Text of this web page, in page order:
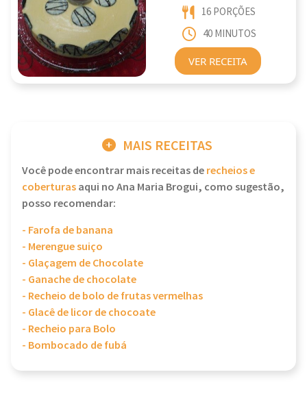
16 PORÇÕES
40 MINUTOS
VER RECEITA
MAIS RECEITAS
Você pode encontrar mais receitas derecheios e
coberturasaqui no Ana Maria Brogui, como sugestão,
posso recomendar:
- Farofa de banana
- Merengue suiço
- Glaçagem de Chocolate
- Ganache de chocolate
- Recheio de bolo de frutas vermelhas
- Glacê de licor de chocoate
- Recheio para Bolo
- Bombocado de fubá